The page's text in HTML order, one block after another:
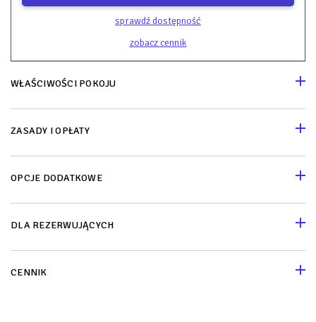
sprawdź dostępność
zobacz cennik
WŁAŚCIWOŚCI POKOJU
ZASADY I OPŁATY
OPCJE DODATKOWE
DLA REZERWUJĄCYCH
CENNIK